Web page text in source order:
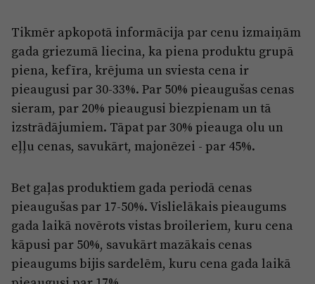
Jūrmala
Par laikrakstu
Privātuma politika
Ētikas kodekss
Lietošanas noteikumi
Pārredzamības paziņojumi
Tikmēr apkopotā informācija par cenu izmaiņām
gada griezumā liecina, ka piena produktu grupā
piena, kefīra, krējuma un sviesta cena ir
pieaugusi par 30-33%. Par 50% pieaugušas cenas
sieram, par 20% pieaugusi biezpienam un tā
izstrādājumiem. Tāpat par 30% pieauga olu un
eļļu cenas, savukārt, majonēzei - par 45%.
Bet gaļas produktiem gada periodā cenas
pieaugušas par 17-50%. Vislielākais pieaugums
gada laikā novērots vistas broileriem, kuru cena
kāpusi par 50%, savukārt mazākais cenas
pieaugums bijis sardelēm, kuru cena gada laikā